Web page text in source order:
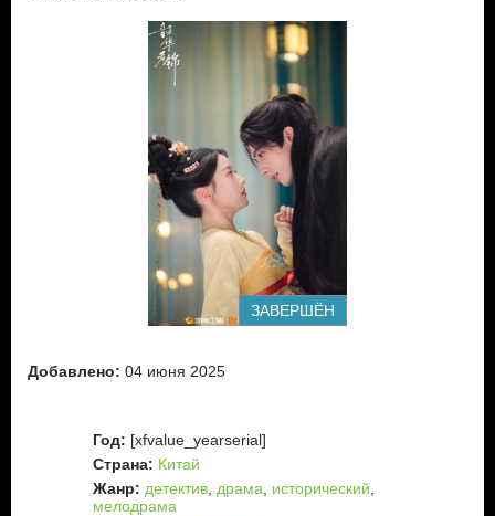
ЗАВЕРШЁН
Добавлено: 04 июня 2025
Год: [xfvalue_yearserial]
Страна: Китай
Жанр: детектив драма исторический
мелодрама